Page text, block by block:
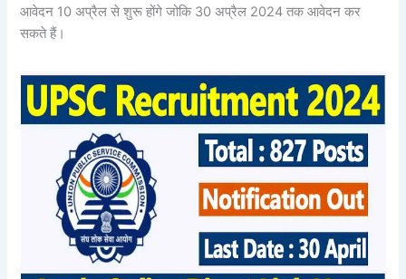
आवेदन 10 अप्रैल से शुरू होंगे जोकि 30 अप्रैल 2024 तक आवेदन कर
सकते हैं।